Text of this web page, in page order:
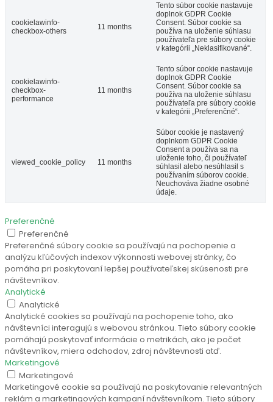
cookielawinfo-
checkbox-others
11 months
Tento súbor cookie nastavuje
doplnok GDPR Cookie
Consent. Súbor cookie sa
používa na uloženie súhlasu
používateľa pre súbory cookie
v kategórii „Neklasifikované“.
cookielawinfo-
checkbox-
performance
11 months
Tento súbor cookie nastavuje
doplnok GDPR Cookie
Consent. Súbor cookie sa
používa na uloženie súhlasu
používateľa pre súbory cookie
v kategórii „Preferenčné“.
viewed_cookie_policy 11 months
Súbor cookie je nastavený
doplnkom GDPR Cookie
Consent a používa sa na
uloženie toho, či používateľ
súhlasil alebo nesúhlasil s
používaním súborov cookie.
Neuchováva žiadne osobné
údaje.
Preferenčné
Preferenčné
Preferenčné súbory cookie sa používajú na pochopenie a
analýzu kľúčových indexov výkonnosti webovej stránky, čo
pomáha pri poskytovaní lepšej používateľskej skúsenosti pre
návštevníkov.
Analytické
Analytické
Analytické cookies sa používajú na pochopenie toho, ako
návštevníci interagujú s webovou stránkou. Tieto súbory cookie
pomáhajú poskytovať informácie o metrikách, ako je počet
návštevníkov, miera odchodov, zdroj návštevnosti atď.
Marketingové
Marketingové
Marketingové cookie sa používajú na poskytovanie relevantných
reklám a marketingových kampaní návštevníkom. Tieto súbory